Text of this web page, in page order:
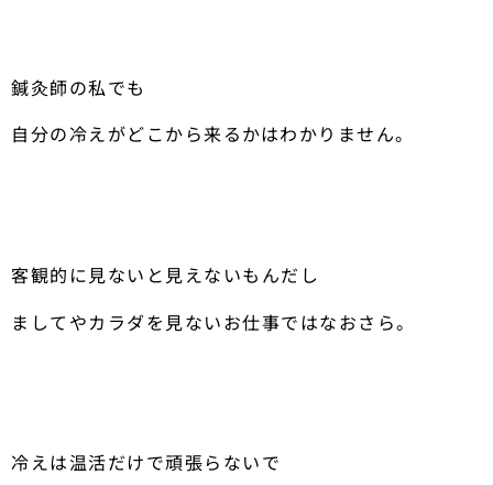
鍼灸師の私でも
自分の冷えがどこから来るかはわかりません。
客観的に見ないと見えないもんだし
ましてやカラダを見ないお仕事ではなおさら。
冷えは温活だけで頑張らないで